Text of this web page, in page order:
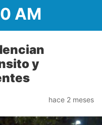
AM
y
hace 2 meses